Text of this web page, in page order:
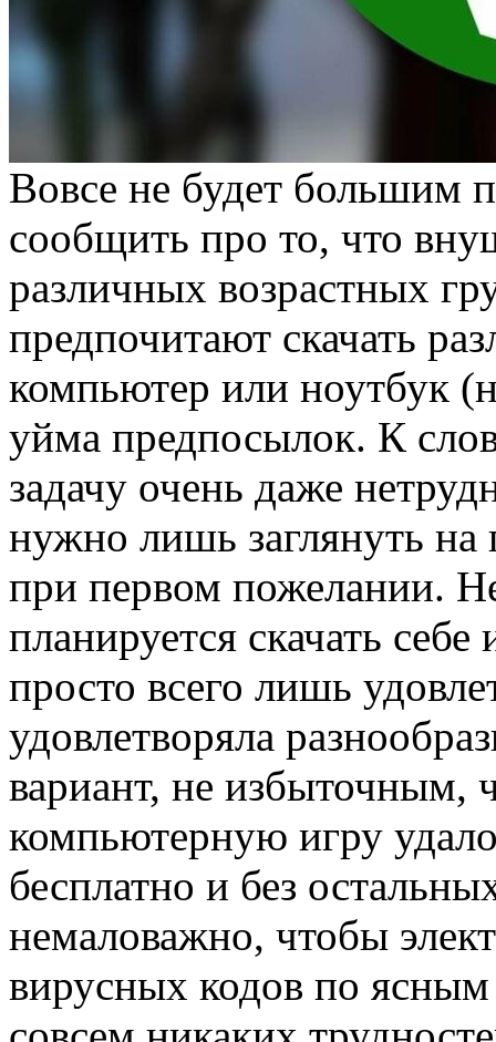
Вовсе не будет большим
сообщить про то, что
различных возрастных
предпочитают скачать
компьютер или ноутбук
уйма предпосылок. К
задачу очень даже
нужно лишь заглянуть
при первом пожелании.
планируется скачать
просто всего лишь
удовлетворяла
вариант, не избыточным,
компьютерную игру
бесплатно и без
немаловажно, чтобы
вирусных кодов по